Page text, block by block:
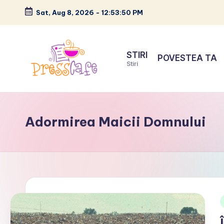
Skip
content
Sat, Aug 8, 2026 - 12:53:51 PM
P
e
s
s
c
a
urbane
STIRI
Stiri
POVESTEA TA
Adormirea Maicii Domnului
in